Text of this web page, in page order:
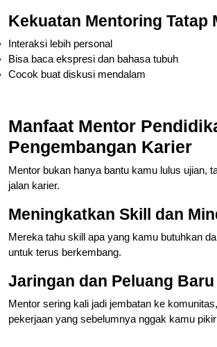
Kekuatan Mentoring Tatap
Interaksi lebih personal
Bisa baca ekspresi dan bahasa tubuh
Cocok buat diskusi mendalam
Manfaat Mentor
Pengembangan Karier
Mentor bukan hanya bantu kamu lulus ujian,
jalan karier.
Meningkatkan Skill dan
Mereka tahu skill apa yang kamu butuhkan
untuk terus berkembang.
Jaringan dan Peluang Baru
Mentor sering kali jadi jembatan ke
pekerjaan yang sebelumnya nggak kamu